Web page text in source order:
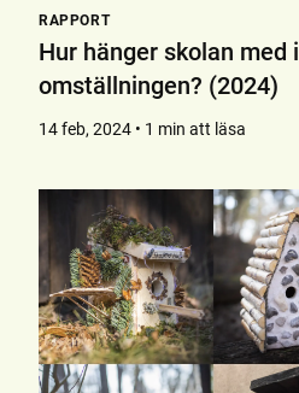
RAPPORT
Hur hänger skolan med i
omställningen? (2024)
14 feb, 2024 • 1 min att läsa